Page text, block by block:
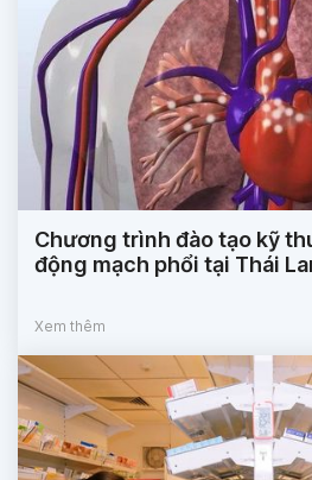
Chương trình đào tạo kỹ
động mạch phổi tại Thái
Xem thêm